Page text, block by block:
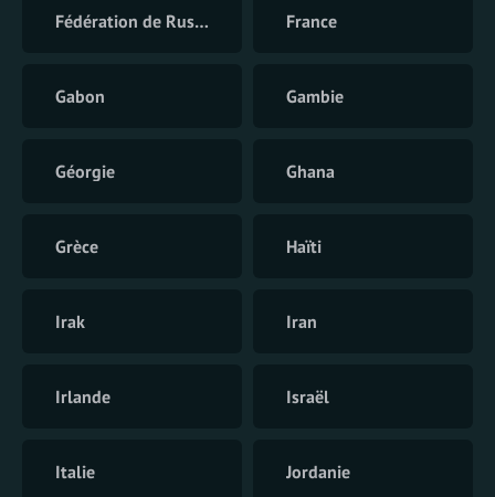
Fédération de Russie France
Gabon Gambie
Géorgie Ghana
Grèce Haïti
Irak Iran
Irlande Israël
Italie Jordanie